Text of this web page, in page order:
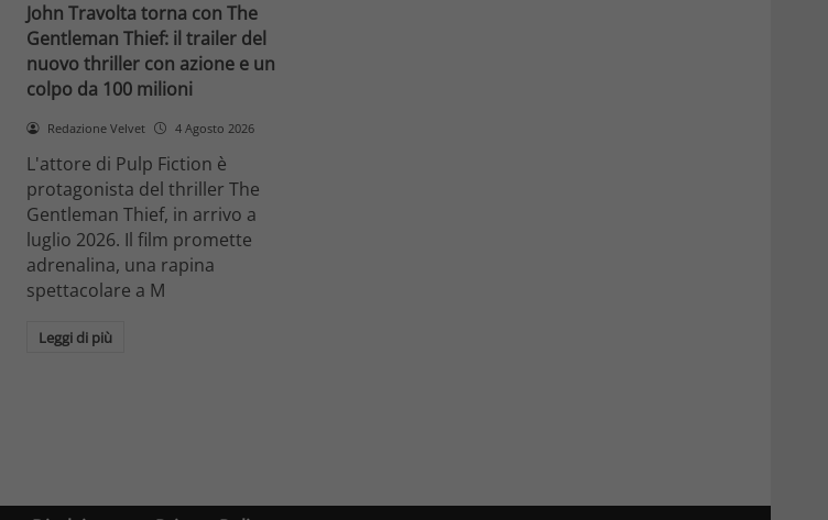
John Travolta torna con The
Gentleman Thief: il trailer del
nuovo thriller con azione e un
colpo da 100 milioni
Redazione Velvet 4 Agosto 2026
L'attore di Pulp Fiction è
protagonista del thriller The
Gentleman Thief, in arrivo a
luglio 2026. Il film promette
adrenalina, una rapina
spettacolare a M
Leggi di più